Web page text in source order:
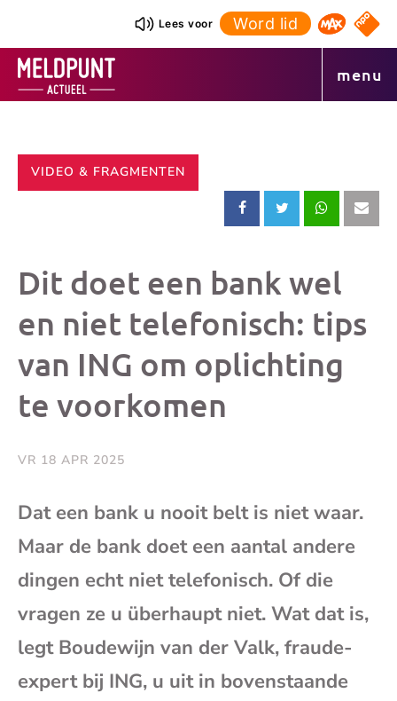
inhoud
Lees voor Word lid Omroep
NPO
menu
CATEGORIE:
VIDEO & FRAGMENTEN
Deel
bericht
op
Deel
bericht
op
Deel
bericht
op
Dit doet een bank wel
en niet telefonisch: tips
van ING om oplichting
te voorkomen
VR 18 APR 2025
Dat een bank u nooit belt is niet waar.
Maar de bank doet een aantal andere
dingen echt niet telefonisch. Of die
vragen ze u überhaupt niet. Wat dat is,
legt Boudewijn van der Valk, fraude-
expert bij ING, u uit in bovenstaande